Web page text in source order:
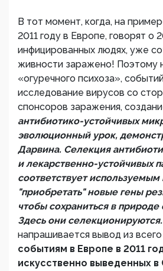
В тот момент, когда, на
2011 году в Европе, говорят о
инфицированных людях, уже
живности заражено! Поэтому
«огуречного психоза»,
исследование вирусов со
спонсоров заражения,
антибиотико-устойчивых
эволюционный урок,
Дарвина. Селекция
и лекарственно-устойчивых
соответствует
"приобретать" новые гены
чтобы сохраниться в
Здесь они
напрашивается вывод из
событиям в Европе в 2011
искусственно выведенных